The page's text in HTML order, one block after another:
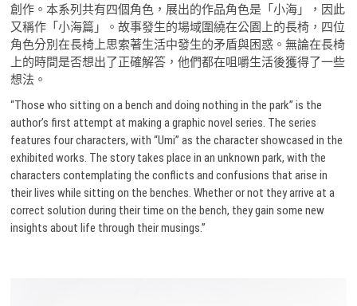
創作。本系列共有四個角色，展出的作品角色是「小海」，因此
又稱作「小海篇」。故事發生的場域圍繞在公園上的長椅，四位
角色分別在長椅上思索著生活中發生的矛盾與困惑。無論在長椅
上的時間是否想出了正確解答，他們都在咀嚼生活後獲得了一些
想法。
“Those who sitting on a bench and doing nothing in the park” is the
author’s first attempt at making a graphic novel series. The series
features four characters, with “Umi” as the character showcased in the
exhibited works. The story takes place in an unknown park, with the
characters contemplating the conflicts and confusions that arise in
their lives while sitting on the benches. Whether or not they arrive at a
correct solution during their time on the bench, they gain some new
insights about life through their musings.”